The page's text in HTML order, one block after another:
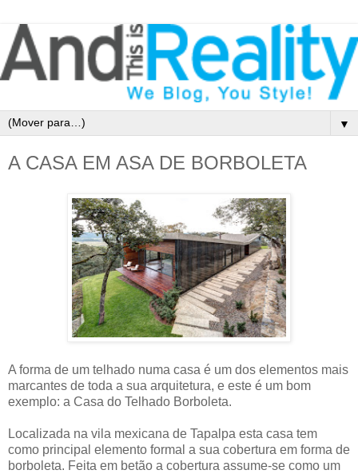
▼
A CASA EM ASA DE BORBOLETA
A forma de um telhado numa casa é um dos elementos mais
marcantes de toda a sua arquitetura, e este é um bom
exemplo: a Casa do Telhado Borboleta.
Localizada na vila mexicana de Tapalpa esta casa tem
como principal elemento formal a sua cobertura em forma de
borboleta. Feita em betão a cobertura assume-se como um